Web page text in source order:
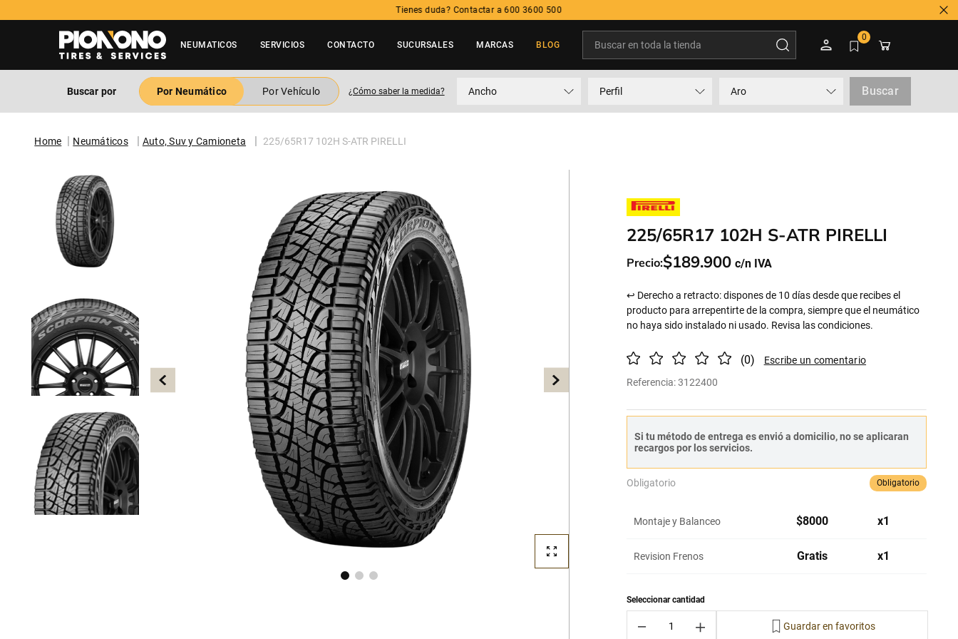
Tienes duda? Contactar a 600 3600 500
NEUMATICOS SERVICIOS CONTACTO SUCURSALES MARCAS BLOG
0
Buscar por Por Neumático Por Vehículo ¿Cómo saber la medida? Ancho Perfil Aro Buscar
Neumáticos Auto, Suv y Camioneta 225/65R17 102H S-ATR PIRELLI
225/65R17 102H S-ATR PIRELLI
Precio:$189.900
↩ Derecho a retracto: dispones de 10 días desde que recibes el
producto para arrepentirte de la compra, siempre que el neumático
no haya sido instalado ni usado. Revisa las condiciones.
(0)
Referencia:3122400
Si tu método de entrega es envió a domicilio, no se aplicaran
recargos por los servicios.
Obligatorio Obligatorio
Montaje y Balanceo $8000 x1
Revision Frenos Gratis x1
＋
－
TÉRMINOS MÁS BUSCADOS
. neumatico
3 . 195
5. 245